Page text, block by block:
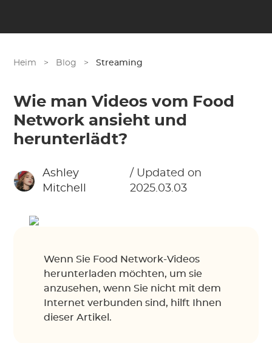
Heim > Blog > Streaming
Wie man Videos vom Food
Network ansieht und
herunterlädt?
Ashley
Mitchell
/ Updated on
2025.03.03
Wenn Sie Food Network-Videos
herunterladen möchten, um sie
anzusehen, wenn Sie nicht mit dem
Internet verbunden sind, hilft Ihnen
dieser Artikel.